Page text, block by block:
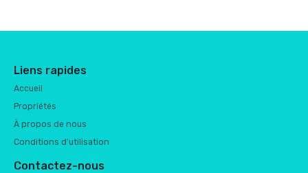
Liens rapides
Accueil
Propriétés
À propos de nous
Conditions d'utilisation
Contactez-nous